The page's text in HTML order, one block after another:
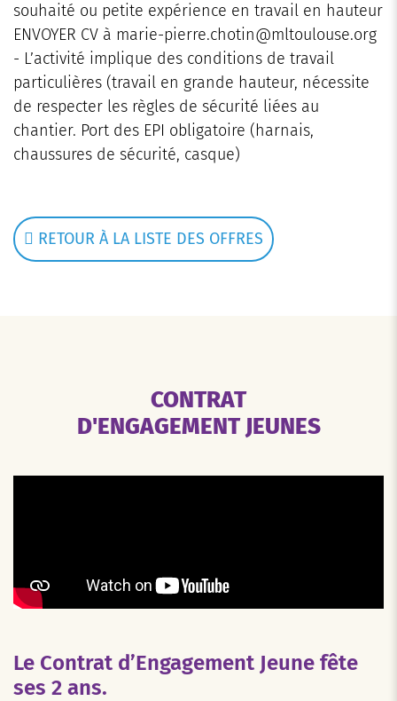
souhaité ou petite expérience en travail en hauteur
ENVOYER CV à marie-pierre.chotin@mltoulouse.org
- L’activité implique des conditions de travail
particulières (travail en grande hauteur, nécessite
de respecter les règles de sécurité liées au
chantier. Port des EPI obligatoire (harnais,
chaussures de sécurité, casque)
RETOUR À LA LISTE DES OFFRES
CONTRAT
D'ENGAGEMENT JEUNES
Le Contrat d’Engagement Jeune fête
ses 2 ans.